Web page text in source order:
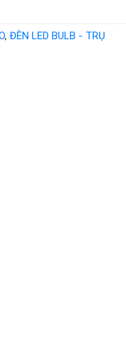
, ĐÈN LED BULB - TRỤ